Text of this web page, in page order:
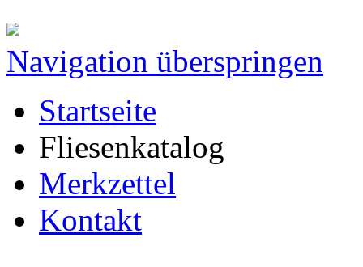
Navigation überspringen
Startseite
Fliesenkatalog
Merkzettel
Kontakt